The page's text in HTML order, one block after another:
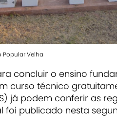
Popular Velha
concluir o ensino
curso técnico
já podem conferir as
foi publicado nesta